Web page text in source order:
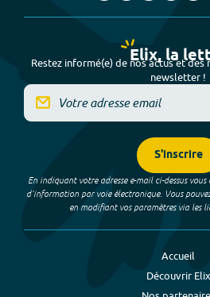
Elix, la
Restez informé(e) de nos actus et
newsletter !
S'inscrire
En indiquant votre adresse e-mail ci-dessus
d’information par voie électronique. Vous
en modifiant vos paramètres via les
Accueil
Découvrir Elix